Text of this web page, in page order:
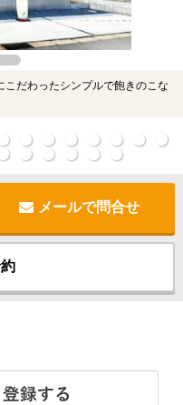
だわったシンプルで飽きのこな
メールで問合せ